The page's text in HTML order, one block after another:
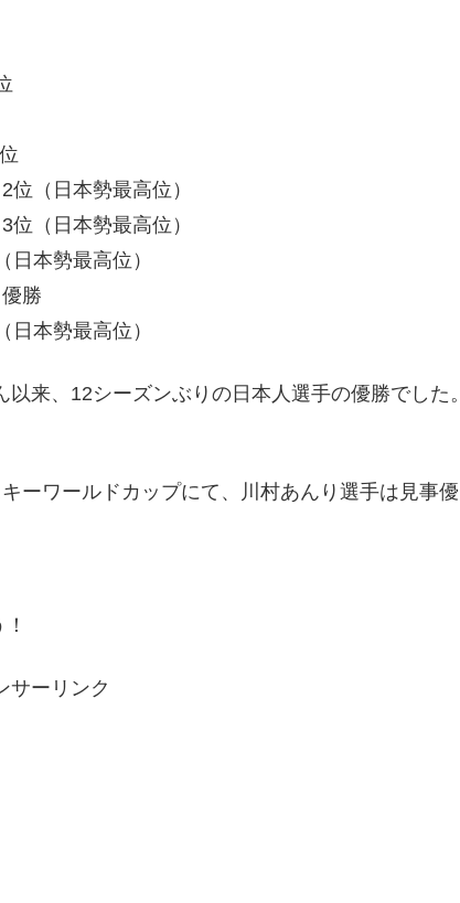
（日本勢最高位）
（日本勢最高位）
本勢最高位）
勝
本勢最高位）
来、12シーズンぶりの日本人選手の優勝でした。
ーワールドカップにて、川村あんり選手は見事優
サーリンク